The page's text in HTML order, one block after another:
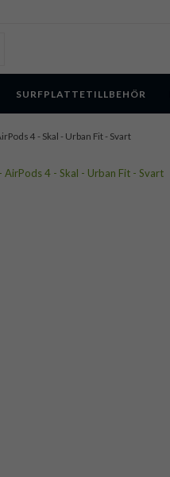
SURFPLATTETILLBEHÖR
4 - Skal - Urban Fit - Svart